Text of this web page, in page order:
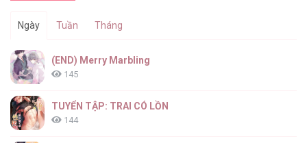
Ngày Tuần Tháng
(END) Merry Marbling
145
TUYỂN TẬP: TRAI CÓ LỒN
144